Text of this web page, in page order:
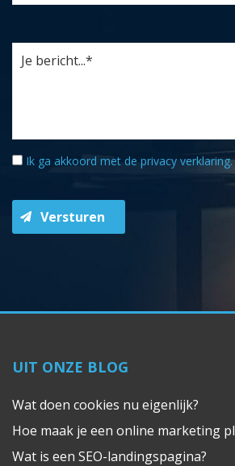
Ik ga akkoord met de privacy verklaring.
Versturen
UIT ONZE BLOG
Wat doen cookies nu eigenlijk?
Hoe maak je een online marketing
Wat is een SEO-landingspagina?